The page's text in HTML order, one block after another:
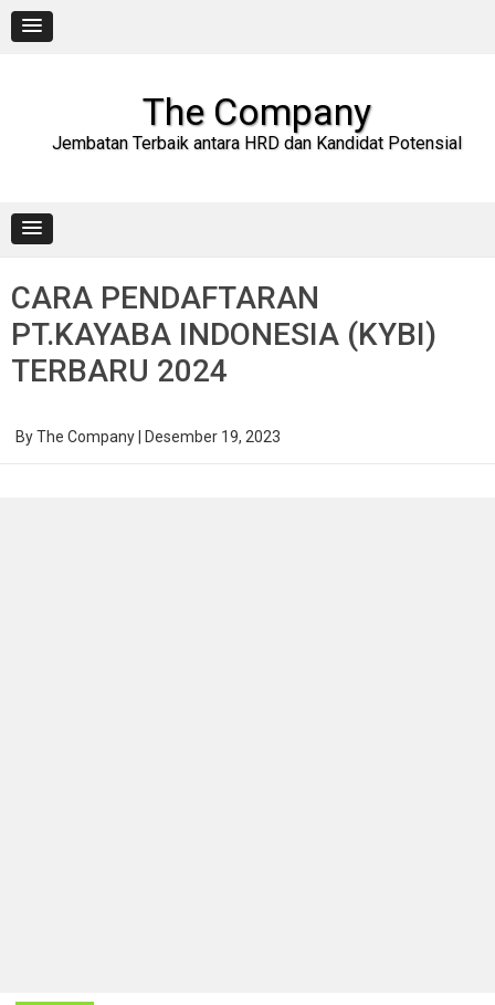
content
The Company
Jembatan Terbaik antara HRD dan Kandidat Potensial
CARA PENDAFTARAN
PT.KAYABA INDONESIA (KYBI)
TERBARU 2024
ByThe Company Desember 19, 2023